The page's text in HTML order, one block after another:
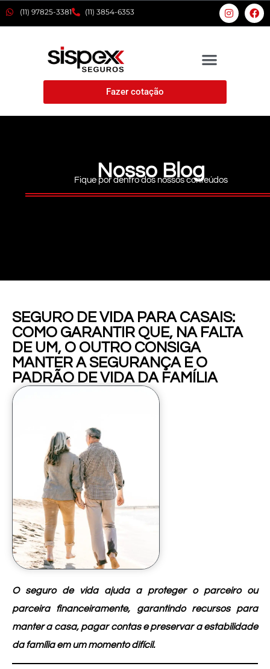
(11) 97825-3381 (11) 3854-6353
Fazer cotação
Nosso Blog
Fique por dentro dos nossos conteúdos
SEGURO DE VIDA PARA CASAIS:
COMO GARANTIR QUE, NA FALTA
DE UM, O OUTRO CONSIGA
MANTER A SEGURANÇA E O
PADRÃO DE VIDA DA FAMÍLIA
O seguro de vida ajuda a proteger o parceiro ou
parceira financeiramente, garantindo recursos para
manter a casa, pagar contas e preservar a estabilidade
da família em um momento difícil.